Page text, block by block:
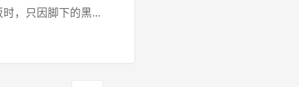
，只因脚下的黑...